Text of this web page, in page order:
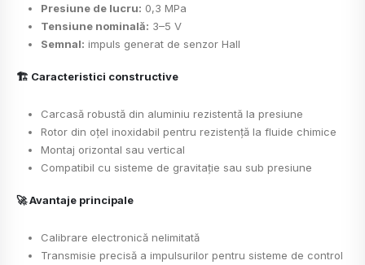
Presiune de lucru: 0,3 MPa
Tensiune nominală: 3–5 V
Semnal: impuls generat de senzor Hall
🏗️ Caracteristici constructive
Carcasă robustă din aluminiu rezistentă la presiune
Rotor din oțel inoxidabil pentru rezistență la fluide chimice
Montaj orizontal sau vertical
Compatibil cu sisteme de gravitație sau sub presiune
🚀 Avantaje principale
Calibrare electronică nelimitată
Transmisie precisă a impulsurilor pentru sisteme de control